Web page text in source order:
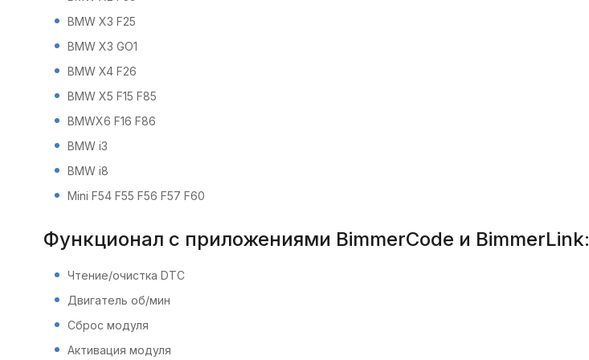
BMW X3 F25
BMW X3 GO1
BMW X4 F26
BMW X5 F15 F85
BMWX6 F16 F86
BMW i3
BMW i8
Mini F54 F55 F56 F57 F60
Функционал с приложениями BimmerCode и BimmerLink:
Чтение/очистка DTC
Двигатель об/мин
Сброс модуля
Активация модуля